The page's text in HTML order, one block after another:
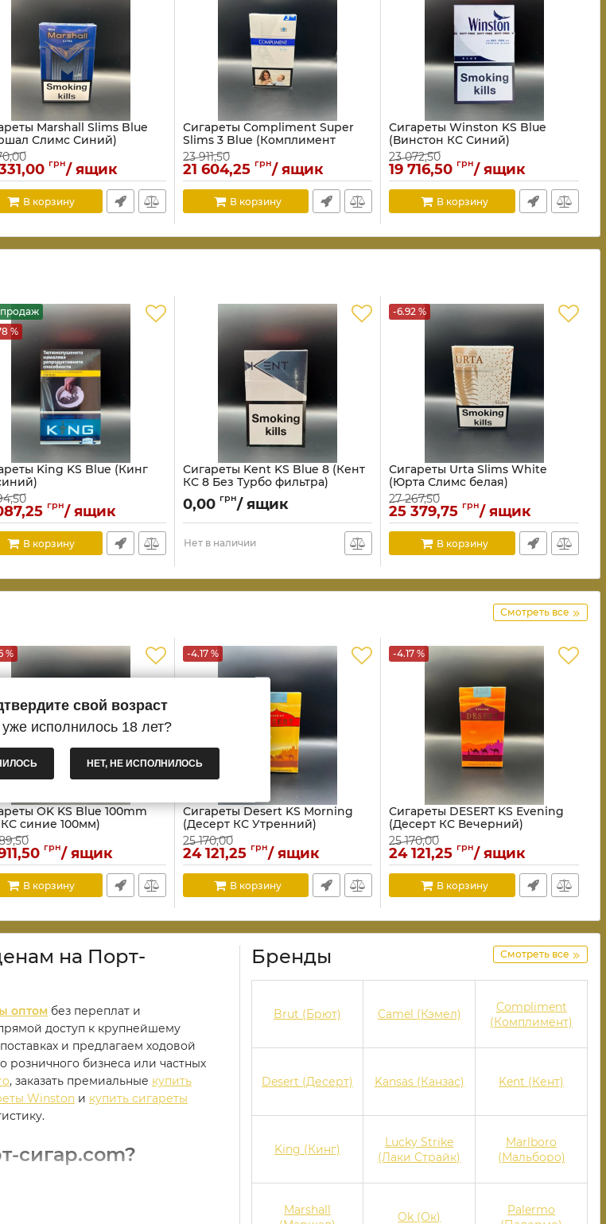
Marshall Slims Blue
Слимс Синий)
грн/ ящик
В корзину
Сигареты Compliment Super
Slims 3 Blue (Комплимент
Супер Слимс 3 Синий)
23 911,50
21 604,25 грн/ ящик
В корзину
Сигареты Winston KS Blue
(Винстон КС Синий)
23 072,50
19 716,50 грн/ ящик
В корзину
%
King KS Blue (Кинг
грн/ ящик
В корзину
Сигареты Kent KS Blue 8 (Кент
КС 8 Без Турбо фильтра)
0,00 грн/ ящик
Нет в наличии
-6.92 %
Сигареты Urta Slims White
(Юрта Слимс белая)
27 267,50
25 379,75 грн/ ящик
В корзину
Смотреть все
%
OK KS Blue 100mm
синие 100мм)
грн/ ящик
В корзину
-4.17 %
Сигареты Desert KS Morning
(Десерт КС Утренний)
25 170,00
24 121,25 грн/ ящик
В корзину
-4.17 %
Сигареты DESERT KS Evening
(Десерт КС Вечерний)
25 170,00
24 121,25 грн/ ящик
В корзину
на Порт-
оптом без переплат и
доступ к крупнейшему
и предлагаем ходовой
бизнеса или частных
, заказать премиальные купить
Winston и купить сигареты
сигар.com?
привычные схемы перекупщиков и
Бренды Смотреть все
Brut (Брют) Camel (Кэмел)
Compliment
(Комплимент)
Desert (Десерт) Kansas (Канзас) Kent (Кент)
King (Кинг)
Lucky Strike
(Лаки Страйк)
Marlboro
(Мальборо)
Marshall
Ok (Ок)
Palermo
свой возраст
исполнилось 18 лет?
НЕТ, НЕ ИСПОЛНИЛОСЬ